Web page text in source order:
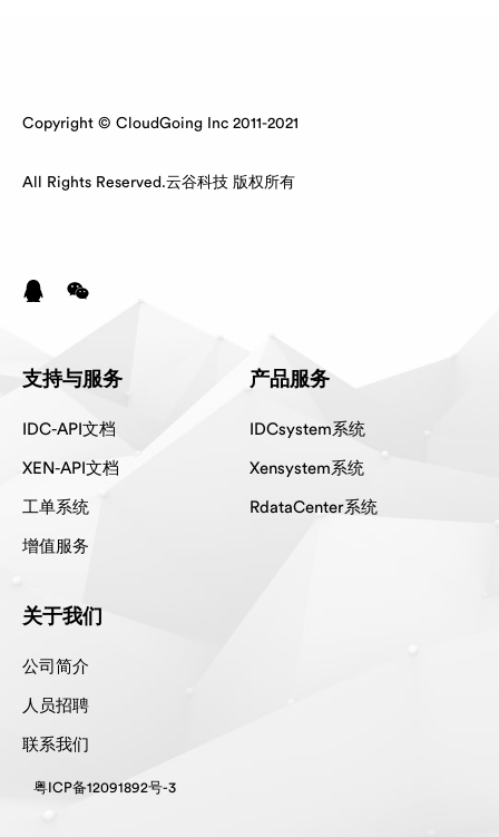
Copyright © CloudGoing Inc 2011-2021
All Rights Reserved.云谷科技 版权所有
支持与服务
IDC-API文档
XEN-API文档
工单系统
增值服务
产品服务
IDCsystem系统
Xensystem系统
RdataCenter系统
关于我们
公司简介
人员招聘
联系我们
粤ICP备12091892号-3